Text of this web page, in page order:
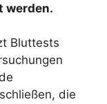
werden.
Bluttests
die